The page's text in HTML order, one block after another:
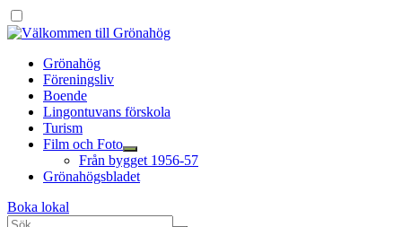
Grönahög
Föreningsliv
Boende
Lingontuvans förskola
Turism
Film och Foto
Från bygget 1956-57
Grönahögsbladet
Boka lokal